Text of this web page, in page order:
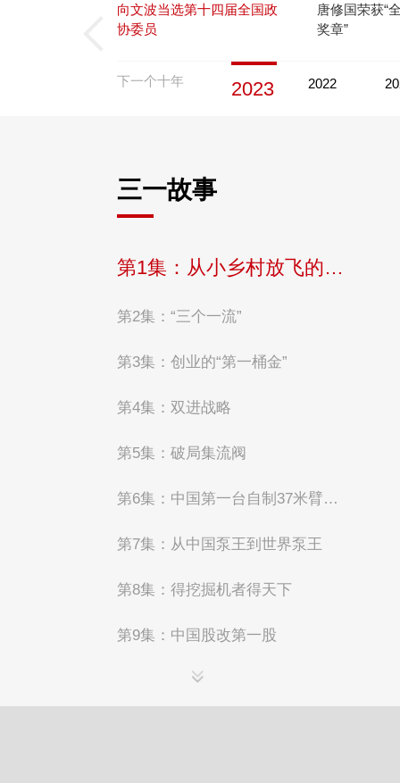
向文波当选第十四届全国政
协委员
唐修国荣获“
奖章”
2023 2022
下一个十年
三一故事
第1集：从小乡村放飞的梦想
第2集：“三个一流”
第3集：创业的“第一桶金”
第4集：双进战略
第5集：破局集流阀
第6集：中国第一台自制37米臂架泵车
第7集：从中国泵王到世界泵王
第8集：得挖掘机者得天下
第9集：中国股改第一股
第10集：豪奖“金牌员工”